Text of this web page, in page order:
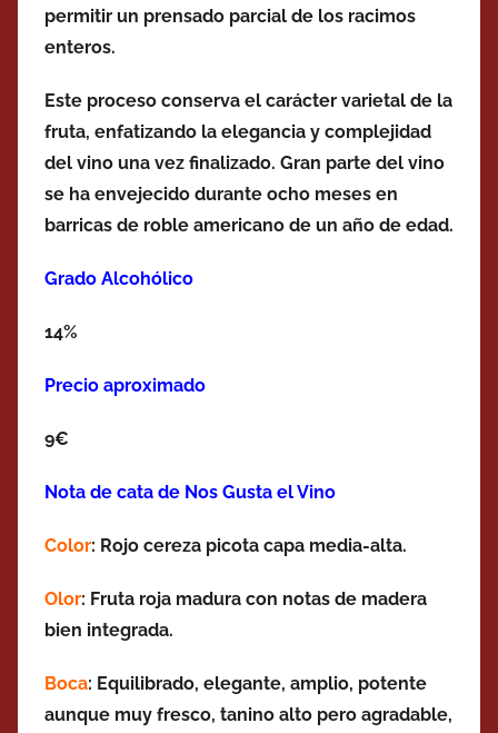
permitir un prensado parcial de los racimos
enteros.
Este proceso conserva el carácter varietal de la
fruta, enfatizando la elegancia y complejidad
del vino una vez finalizado. Gran parte del vino
se ha envejecido durante ocho meses en
barricas de roble americano de un año de edad.
Grado Alcohólico
14%
Precio aproximado
9€
Nota de cata de Nos Gusta el Vino
Color: Rojo cereza picota capa media-alta.
Olor: Fruta roja madura con notas de madera
bien integrada.
Boca: Equilibrado, elegante, amplio, potente
aunque muy fresco, tanino alto pero agradable,